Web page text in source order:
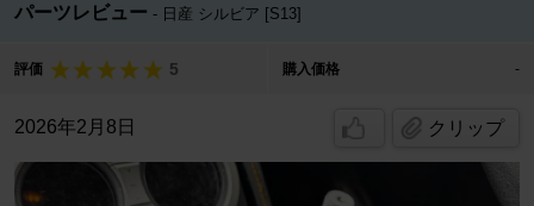
パーツレビュー 日産 シルビア [S13]
評価 5 購入価格 -
2026年2月8日 クリップ